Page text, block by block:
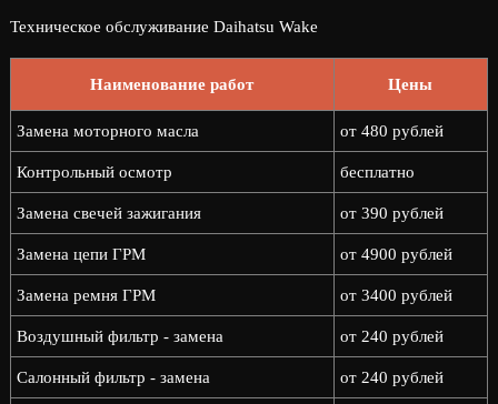
Техническое обслуживание Daihatsu Wake
Наименование работ Цены
Замена моторного масла от 480 рублей
Контрольный осмотр бесплатно
Замена свечей зажигания от 390 рублей
Замена цепи ГРМ от 4900 рублей
Замена ремня ГРМ от 3400 рублей
Воздушный фильтр - замена от 240 рублей
Салонный фильтр - замена от 240 рублей